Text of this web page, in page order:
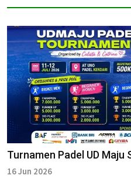
Turnamen Padel UD Maju
16 Jun 2026